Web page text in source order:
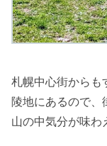
札幌中心街からも
陵地にあるので、
山の中気分が味わ